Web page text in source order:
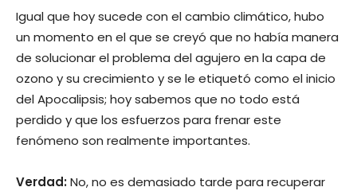
Igual que hoy sucede con el cambio climático, hubo
un momento en el que se creyó que no había manera
de solucionar el problema del agujero en la capa de
ozono y su crecimiento y se le etiquetó como el inicio
del Apocalipsis; hoy sabemos que no todo está
perdido y que los esfuerzos para frenar este
fenómeno son realmente importantes.
Verdad:No, no es demasiado tarde para recuperar